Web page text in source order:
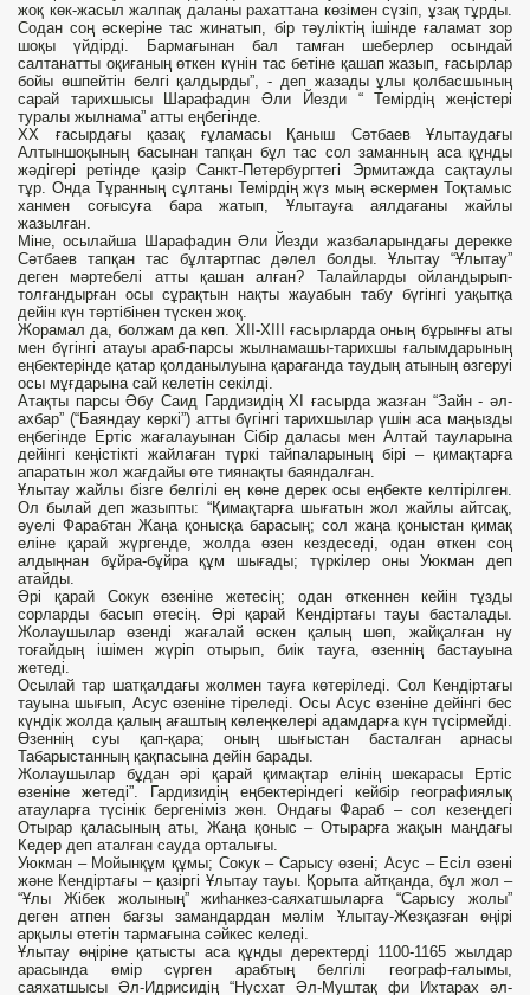
жоқ көк-жасыл жалпақ даланы рахаттана көзімен сүзіп, ұзақ тұрды.
Содан соң әскеріне тас жинатып, бір тәуліктің ішінде ғаламат зор
шоқы үйдірді. Бармағынан бал тамған шеберлер осындай
салтанатты оқиғаның өткен күнін тас бетіне қашап жазып, ғасырлар
бойы өшпейтін белгі қалдырды”, - деп жазады ұлы қолбасшының
сарай тарихшысы Шарафадин Әли Йезди “ Темірдің жеңістері
туралы жылнама” атты еңбегінде.
XX ғасырдағы қазақ ғұламасы Қаныш Сәтбаев Ұлытаудағы
Алтыншоқының басынан тапқан бұл тас сол заманның аса құнды
жәдігері ретінде қазір Санкт-Петербургтегі Эрмитажда сақтаулы
тұр. Онда Тұранның сұлтаны Темірдің жүз мың әскермен Тоқтамыс
ханмен соғысуға бара жатып, Ұлытауға аялдағаны жайлы
жазылған.
Міне, осылайша Шарафадин Әли Йезди жазбаларындағы дерекке
Сәтбаев тапқан тас бұлтартпас дәлел болды. Ұлытау “Ұлытау”
деген мәртебелі атты қашан алған? Талайларды ойландырып-
толғандырған осы сұрақтын нақты жауабын табу бүгінгі уақытқа
дейін күн тәртібінен түскен жоқ.
Жорамал да, болжам да көп. XII-XIII ғасырларда оның бұрынғы аты
мен бүгінгі атауы араб-парсы жылнамашы-тарихшы ғалымдарының
еңбектерінде қатар қолданылуына қарағанда таудың атының өзгеруі
осы мұғдарына сай келетін секілді.
Атақты парсы Әбу Саид Гардизидің XI ғасырда жазған “Зайн - әл-
ахбар” (“Баяндау көркі”) атты бүгінгі тарихшылар үшін аса маңызды
еңбегінде Ертіс жағалауынан Сібір даласы мен Алтай тауларына
дейінгі кеңістікті жайлаған түркі тайпаларының бірі – қимақтарға
апаратын жол жағдайы өте тиянақты баяндалған.
Ұлытау жайлы бізге белгілі ең көне дерек осы еңбекте келтірілген.
Ол былай деп жазыпты: “Қимақтарға шығатын жол жайлы айтсақ,
әуелі Фарабтан Жаңа қонысқа барасың; сол жаңа қоныстан қимақ
еліне қарай жүргенде, жолда өзен кездеседі, одан өткен соң
алдыңнан бұйра-бұйра құм шығады; түркілер оны Уюкман деп
атайды.
Әрі қарай Сокук өзеніне жетесің; одан өткеннен кейін тұзды
сорларды басып өтесің. Әрі қарай Кендіртағы тауы басталады.
Жолаушылар өзенді жағалай өскен қалың шөп, жайқалған ну
тоғайдың ішімен жүріп отырып, биік тауға, өзеннің бастауына
жетеді.
Осылай тар шатқалдағы жолмен тауға көтеріледі. Сол Кендіртағы
тауына шығып, Асус өзеніне тіреледі. Осы Асус өзеніне дейінгі бес
күндік жолда қалың ағаштың көлеңкелері адамдарға күн түсірмейді.
Өзеннің суы қап-қара; оның шығыстан басталған арнасы
Табарыстанның қақпасына дейін барады.
Жолаушылар бұдан әрі қарай қимақтар елінің шекарасы Ертіс
өзеніне жетеді”. Гардизидің еңбектеріндегі кейбір географиялық
атауларға түсінік бергеніміз жөн. Ондағы Фараб – сол кезеңдегі
Отырар қаласының аты, Жаңа қоныс – Отырарға жақын маңдағы
Кедер деп аталған сауда орталығы.
Уюкман – Мойынқұм құмы; Сокук – Сарысу өзені; Асус – Есіл өзені
және Кендіртағы – қазіргі Ұлытау тауы. Қорыта айтқанда, бұл жол –
“Ұлы Жібек жолының” жиһанкез-саяхатшыларға “Сарысу жолы”
деген атпен бағзы замандардан мәлім Ұлытау-Жезқазған өңірі
арқылы өтетін тармағына сәйкес келеді.
Ұлытау өңіріне қатысты аса құнды деректерді 1100-1165 жылдар
арасында өмір сүрген арабтың белгілі географ-ғалымы,
саяхатшысы Әл-Идрисидің “Нусхат Әл-Муштақ фи Ихтарах әл-